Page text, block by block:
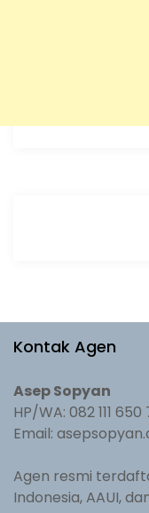
Kontak Agen
Asep Sopyan
HP/WA: 082 111 650
Email:
Agen resmi
Indonesia, AAUI,